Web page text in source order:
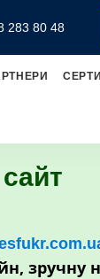
283 80 48
зручну